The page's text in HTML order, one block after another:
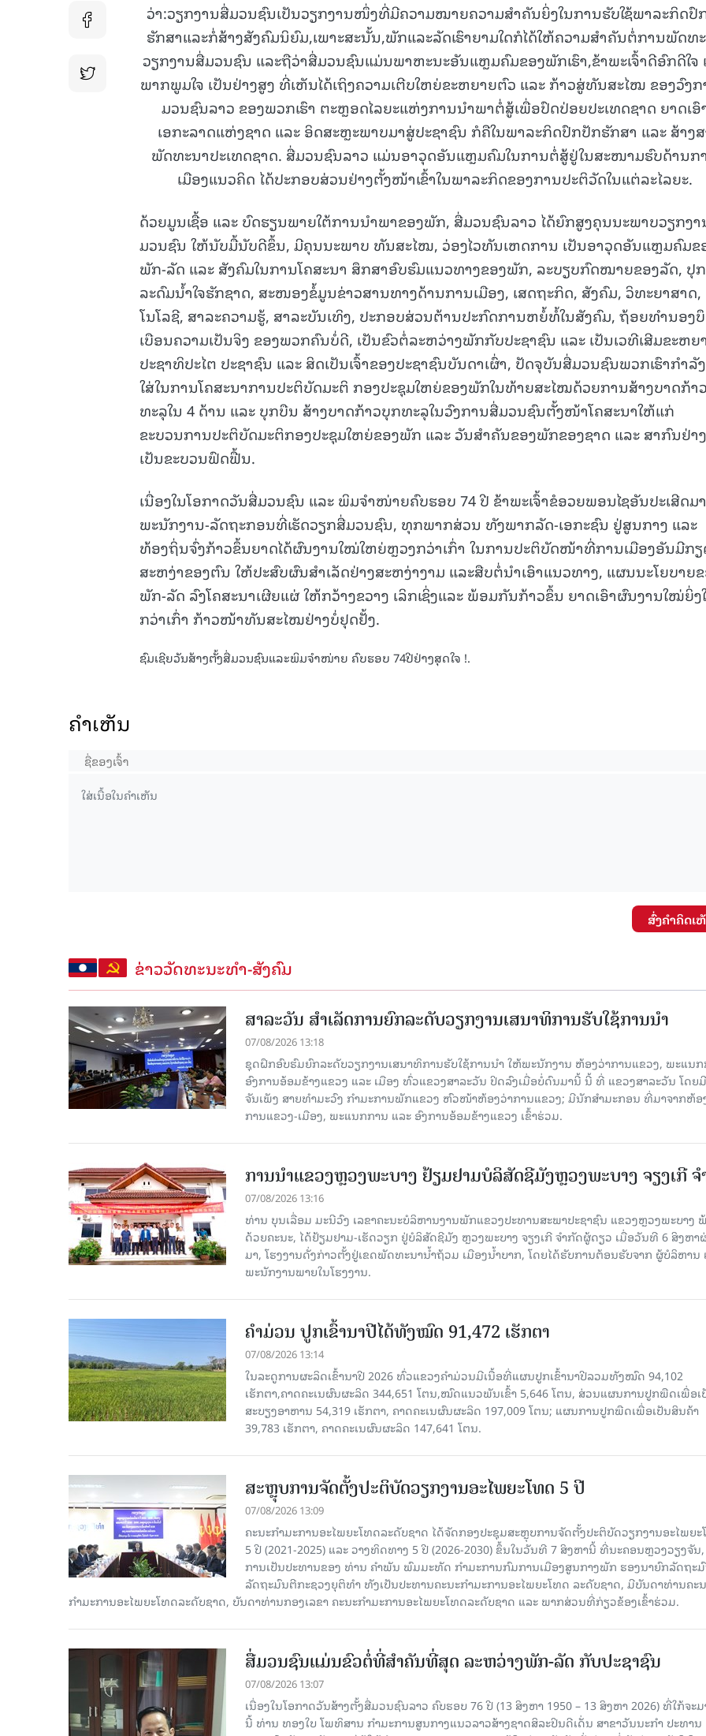
ວ່າ:ວຽກງານສື່ມວນຊົນເປັນວຽກງານໜຶ່ງທີ່ມີຄວາມໝາຍຄວາມສຳຄັນຍິ່ງໃນການຮັບໃຊ້ພາລະກິດປົ
ຮັກສາແລະກໍ່ສ້າງສັງຄົມນິຍົມ,ເພາະສະນັ້ນ,ພັກແລະລັດເຮົາຍາມໃດກໍໄດ້ໃຫ້ຄວາມສຳຄັນຕໍ່ການພັດທ
ວຽກງານສື່ມວນຊົນ ແລະຖືວ່າສື່ມວນຊົນແມ່ນພາຫະນະອັນແຫຼມຄົມຂອງພັກເຮົາ,ຂ້າພະເຈົ້າດີອົກດີໃຈ
ພາກພູມໃຈ ເປັນຢ່າງສູງ ທີ່ເຫັນໄດ້ເຖິງຄວາມເຕີບໃຫຍ່ຂະຫຍາຍຕົວ ແລະ ກ້າວສູ່ທັນສະໄໝ ຂອງວົງ
ມວນຊົນລາວ ຂອງພວກເຮົາ ຕະຫຼອດໄລຍະແຫ່ງການນໍາພາຕໍ່ສູ້ເພື່ອປົດປ່ອຍປະເທດຊາດ ຍາດເອົ
ເອກະລາດແຫ່ງຊາດ ແລະ ອິດສະຫຼະພາບມາສູ່ປະຊາຊົນ ກໍຄືໃນພາລະກິດປົກປັກຮັກສາ ແລະ ສ້າງ
ພັດທະນາປະເທດຊາດ. ສື່ມວນຊົນລາວ ແມ່ນອາວຸດອັນແຫຼມຄົມໃນການຕໍ່ສູ້ຢູ່ໃນສະໜາມຮົບດ້ານກ
ເມືອງແນວຄິດ ໄດ້ປະກອບສ່ວນຢ່າງຕັ້ງໜ້າເຂົ້າໃນພາລະກິດຂອງການປະຕິວັດໃນແຕ່ລະໄລຍະ.
ດ້ວຍມູນເຊື້ອ ແລະ ບົດຮຽນພາຍໃຕ້ການນໍາພາຂອງພັກ, ສື່ມວນຊົນລາວ ໄດ້ຍົກສູງຄຸນນະພາບວຽກງ
ມວນຊົນ ໃຫ້ນັບມື້ນັບດີຂຶ້ນ, ມີຄຸນນະພາບ ທັນສະໄໝ, ວ່ອງໄວທັນເຫດການ ເປັນອາວຸດອັນແຫຼມຄົມຂ
ພັກ-ລັດ ແລະ ສັງຄົມໃນການໂຄສະນາ ສຶກສາອົບຮົມແນວທາງຂອງພັກ, ລະບຽບກົດໝາຍຂອງລັດ, ປຸກ
ລະດົມນໍ້າໃຈຮັກຊາດ, ສະໜອງຂໍ້ມູນຂ່າວສານທາງດ້ານການເມືອງ, ເສດຖະກິດ, ສັງຄົມ, ວິທະຍາສາດ,
ໂນໂລຊີ, ສາລະຄວາມຮູ້, ສາລະບັນເທິງ, ປະກອບສ່ວນຕ້ານປະກົດການຫຍໍ້ທໍ້ໃນສັງຄົມ, ຖ້ອຍທຳນອງ
ເບືອນຄວາມເປັນຈິງ ຂອງພວກຄົນບໍ່ດີ, ເປັນຂົວຕໍ່ລະຫວ່າງພັກກັບປະຊາຊົນ ແລະ ເປັນເວທີເສີມຂະຫຍ
ປະຊາທິປະໄຕ ປະຊາຊົນ ແລະ ສິດເປັນເຈົ້າຂອງປະຊາຊົນບັນດາເຜົ່າ, ປັດຈຸບັນສື່ມວນຊົນພວກເຮົາກໍາລັ
ໃສ່ໃນການໂຄສະນາການປະຕິບັດມະຕິ ກອງປະຊຸມໃຫຍ່ຂອງພັກໃນທ້າຍສະໄໝດ້ວຍການສ້າງບາດກ້າ
ທະລຸໃນ 4 ດ້ານ ແລະ ບຸກບືນ ສ້າງບາດກ້າວບຸກທະລຸໃນວົງການສື່ມວນຊົນຕັ້ງໜ້າໂຄສະນາໃຫ້ແກ່
ຂະບວນການປະຕິບັດມະຕິກອງປະຊຸມໃຫຍ່ຂອງພັກ ແລະ ວັນສໍາຄັນຂອງພັກຂອງຊາດ ແລະ ສາກົນຢ່າງ
ເປັນຂະບວນຟົດຟື້ນ.
ເນື່ອງໃນໂອກາດວັນສື່ມວນຊົນ ແລະ ພິມຈຳໜ່າຍຄົບຮອບ 74 ປີ ຂ້າພະເຈົ້າຂໍອວຍພອນໄຊອັນປະເສີດມ
ພະນັກງານ-ລັດຖະກອນທີ່ເຮັດວຽກສື່ມວນຊົນ, ທຸກພາກສ່ວນ ທັງພາກລັດ-ເອກະຊົນ ຢູ່ສູນກາງ ແລະ
ທ້ອງຖິ່ນຈົ່ງກ້າວຂຶ້ນຍາດໄດ້ຜົນງານໃໝ່ໃຫຍ່ຫຼວງກວ່າເກົ່າ ໃນການປະຕິບັດໜ້າທີ່ການເມືອງອັນມີກ
ສະຫງ່າຂອງຕົນ ໃຫ້ປະສົບຜົນສໍາເລັດຢ່າງສະຫງ່າງາມ ແລະສືບຕໍ່ນໍາເອົາແນວທາງ, ແຜນນະໂຍບາຍ
ພັກ-ລັດ ລົງໂຄສະນາເຜີຍແຜ່ ໃຫ້ກວ້າງຂວາງ ເລິກເຊິ່ງແລະ ພ້ອມກັນກ້າວຂຶ້ນ ຍາດເອົາຜົນງານໃໝ່ຍິ່
ກວ່າເກົ່າ ກ້າວໜ້າທັນສະໄໝຢ່າງບໍ່ຢຸດຢັ້ງ.
ຊົມເຊີຍວັນສ້າງຕັ້ງສື່ມວນຊົນແລະພິມຈຳໜ່າຍ ຄົບຮອບ 74ປີຢ່າງສຸດໃຈ !.
ຄໍາເຫັນ
ສົ່ງຄໍາຄິດເ
ຂ່າວວັດທະນະທຳ-ສັງຄົມ
ສາລະວັນ ສໍາເລັດການຍົກລະດັບວຽກງານເສນາທິການຮັບໃຊ້ການນໍາ
07/08/2026 13:18
ຊຸດຝຶກອົບຮົມຍົກລະດັບວຽກງານເສນາທິການຮັບໃຊ້ການນໍາ ໃຫ້ພະນັກງານ ຫ້ອງວ່າການແຂວງ, ພະແນ
ອົງການອ້ອມຂ້າງແຂວງ ແລະ ເມືອງ ທົ່ວແຂວງສາລະວັນ ປິດລົງເມື່ອ​ບໍ່​ດົນ​ມາ​ນີ້ ນີ້ ທີ່ ແຂວງສາລະວັນ ໂດຍ​
ຈັນເພັງ ສາຍທຳມະວົງ ກຳມະການພັກແຂວງ ຫົວໜ້າຫ້ອງວ່າການແຂວງ; ມີນັກສຳມະກອນ ທີ່ມາຈາກຫ້ອ
ການແຂວງ-ເມືອງ, ພະແນກການ ແລະ ອົງການອ້ອມຂ້າງແຂວງ ເຂົ້າຮ່ວມ.
ການນຳແຂວງຫຼວງພະບາງ ຢ້ຽມ​ຢາມບໍ​ລິ​ສັດຊີມັງຫຼວງພະບາງ ຈຽງເກີ
07/08/2026 13:16
ທ່ານ ບຸນເລື່ອມ ມະນີວົງ ເລ​ຂາ​ຄະ​ນະ​ບໍ​ລິ​ຫານ​ງານ​ພັກແຂວງປະທານສະພາປະຊາຊົນ ແຂວງຫຼວງພະບາງ
ດ້ວຍຄະນະ, ໄດ້ຢ້ຽມຢາມ-ເຮັດວຽກ ຢູ່ບໍລິສັດຊີມັງ ຫຼວງພະບາງ ຈຽງເກີ ຈໍາກັດຜູ້ດຽວ ເມື່ອ​ວັນ​ທີ 6 ສິງ​ຫາ​
ມາ, ໂຮງ​ງານ​ດັ່ງ​ກ່າວຕັ້ງຢູ່ເຂດພັດທະນານ້ຳຖ້ວມ ເມືອງນໍ້າບາກ, ໂດຍໄດ້ຮັບການຕ້ອນຮັບຈາກ ຜູ້ບໍລິຫານ
ພະນັກງານພາຍໃນໂຮງງານ.
ຄໍາມ່ວນ ປູກເຂົ້ານາປີໄດ້ທັງໝົດ 91,472 ເຮັກຕາ
07/08/2026 13:14
ໃນລະດູການຜະລິດເຂົ້ານາປີ 2026 ທົ່ວແຂວງຄໍາມ່ວນມີເນື້ອທີ່ແຜນປູກເຂົ້ານາປີລວມທັງໝົດ 94,102
ເຮັກຕາ,ຄາດຄະເນຜົນຜະລິດ 344,651 ໂຕນ,ໝົດແນວພັນເຂົ້າ 5,646 ໂຕນ, ສ່ວນແຜນການປູກພືດເພື່ອເ
ສະບຽງອາຫານ 54,319 ເຮັກຕາ, ຄາດຄະເນຜົນຜະລິດ 197,009 ໂຕນ; ແຜນການປູກພືດເພື່ອເປັນສິນຄ້າ
39,783 ເຮັກຕາ, ຄາດຄະເນຜົນຜະລິດ 147,641 ໂຕນ.
ສະຫຼຸບການຈັດຕັ້ງປະຕິບັດວຽກງານອະໄພຍະໂທດ 5 ປີ
07/08/2026 13:09
ຄະນະກຳມະການອະໄພຍະໂທດລະດັບຊາດ ໄດ້ຈັດກອງປະຊຸມສະຫຼຸບການຈັດຕັ້ງປະຕິບັດວຽກງານອະໄພຍ
5 ປີ (2021-2025) ແລະ ວາງທິດທາງ 5 ປີ (2026-2030) ຂຶ້ນໃນວັນທີ 7 ສິງຫານີ້ ທີ່ນະຄອນຫຼວງວຽງຈັນ
ການເປັນປະທານຂອງ ທ່ານ ຄໍາພັນ ພົມມະທັດ ກຳມະການກົມການເມືອງສູນກາງພັກ ຮອງນາຍົກລັດຖະ
ລັດຖະມົນຕີກະຊວງຍຸຕິທຳ ທັງເປັນປະທານຄະນະກຳມະການອະໄພຍະໂທດ ລະດັບຊາດ, ມີບັນດາທ່ານຄະ
ກໍາມະການອະໄພຍະໂທດລະດັບຊາດ, ບັນດາທ່ານກອງເລຂາ ຄະນະກຳມະການອະໄພຍະໂທດລະດັບຊາດ ແລະ ພາກສ່ວນທີ່ກ່ຽວຂ້ອງເຂົ້າຮ່ວມ.
ສື່ມວນຊົນແມ່ນຂົວຕໍ່ທີ່ສໍາຄັນທີ່ສຸດ ລະຫວ່າງພັກ-ລັດ ກັບປະຊາຊົນ
07/08/2026 13:07
ເນື່ອງໃນໂອກາດວັນສ້າງຕັ້ງສື່ມວນຊົນລາວ ຄົບຮອບ 76 ປີ (13 ສິງຫາ 1950 – 13 ສິງຫາ 2026) ທີ່ໃກ້ຈະມ
ນີ້ ທ່ານ ທອງໃບ ໂພທິສານ ກໍາມະການສູນກາງແນວລາວສ້າງຊາດສິລະປິນດີເດັ່ນ ສາຂາວັນນະກໍາ ປະທານ